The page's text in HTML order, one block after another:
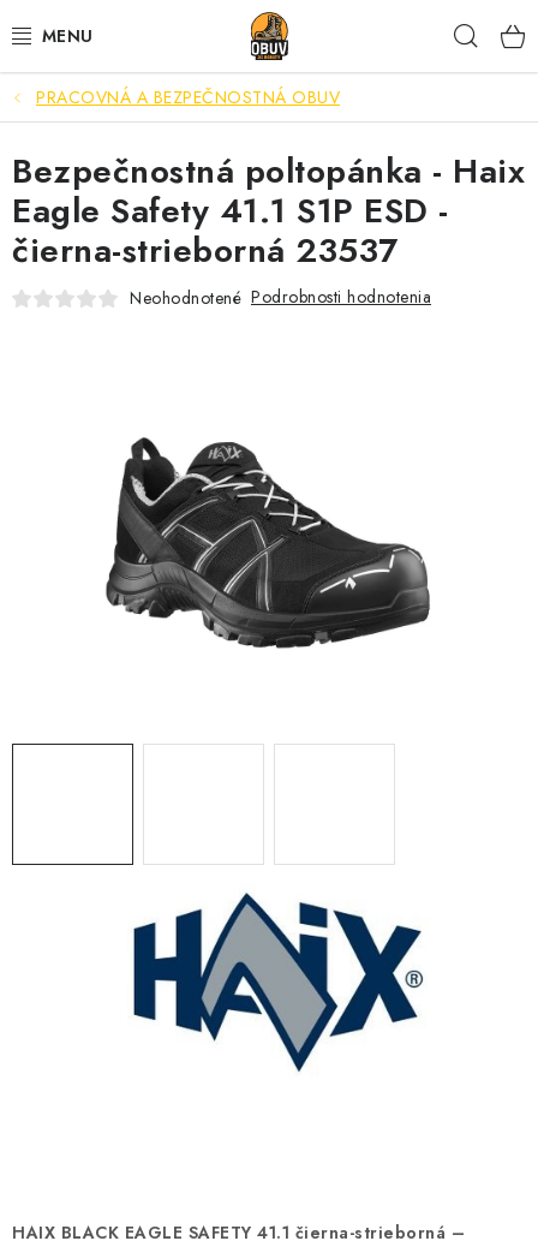
na
PRACOVNÁ A BEZPEČNOSTNÁ OBUV
VOĽNOČASOVÁ OBUV
VÝPREDAJ
VLOŽKY
BEZPEČNOSTNÉ NORMY A SYMBOLY
Často kladené otázky
INFORMÁCIE PRE ZÁKAZNÍKOV
PRACOVNÁ A BEZPEČNOSTNÁ OBUV
HAIX BLACK EAGLE SAFETY 41.1 čierna-strieborná –
Bezpečnostná poltopánka - Haix
Eagle Safety 41.1 S1P ESD -
čierna-strieborná 23537
Neohodnotené Podrobnosti hodnotenia